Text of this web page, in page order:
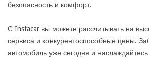
безопасность и комфорт.
С Instacar вы можете рассчитывать на
сервиса и конкурентоспособные цены.
автомобиль уже сегодня и